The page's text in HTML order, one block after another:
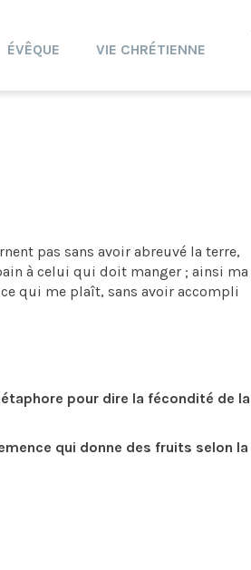
ÉVÊQUE VIE CHRÉTIENNE
pas sans avoir abreuvé la terre,
à celui qui doit manger ; ainsi ma
qui me plaît, sans avoir accompli
pour dire la fécondité de la
qui donne des fruits selon la